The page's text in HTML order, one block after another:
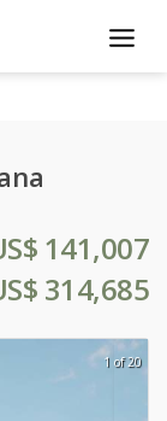
141,007
314,685
1 of 20